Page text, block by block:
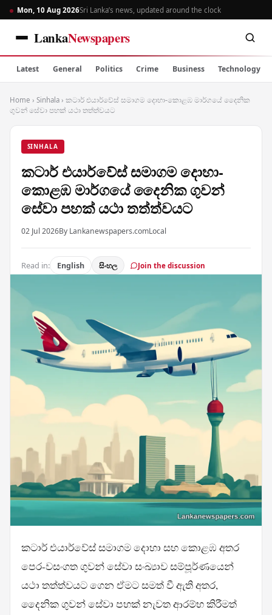
Mon, 10 Aug 2026Sri Lanka’s news, updated around the clock
LankaNewspapers
Latest General Politics Crime Business Technology
Home › Sinhala › කටාර් එයාර්වේස් සමාගම දොහා-කොළඹ මාර්ගයේ දෛනික
ගුවන් සේවා පහක් යථා තත්ත්වයට
SINHALA
කටාර් එයාර්වේස් සමාගම දොහා-
කොළඹ මාර්ගයේ දෛනික ගුවන්
සේවා පහක් යථා තත්ත්වයට
02 Jul 2026By Lankanewspapers.comLocal
Read in: English සිංහල Join the discussion
කටාර් එයාර්වේස් සමාගම දොහා සහ කොළඹ අතර
පෙර-වසංගත ගුවන් සේවා සංඛ්‍යාව සම්පූර්ණයෙන්
යථා තත්ත්වයට ගෙන ඒමට සමත් වී ඇති අතර,
දෛනික ගුවන් සේවා පහක් නැවත ආරම්භ කිරීමත්